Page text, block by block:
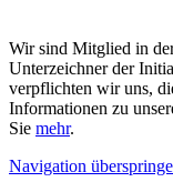
Wir sind Mitglied in
Unterzeichner der
verpflichten wir uns,
Informationen zu
Sie mehr.
Navigation